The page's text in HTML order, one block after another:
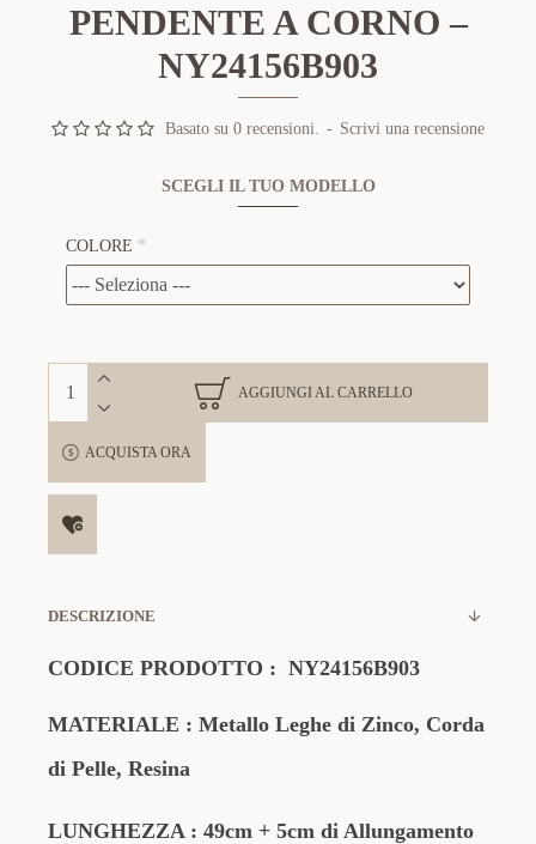
PENDENTE A CORNO –
NY24156B903
Basato su 0 recensioni. - Scrivi una recensione
SCEGLI IL TUO MODELLO
COLORE
AGGIUNGI AL CARRELLO
ACQUISTA ORA
DESCRIZIONE
CODICE PRODOTTO : NY24156B903
MATERIALE : Metallo Leghe di Zinco, Corda
di Pelle, Resina
LUNGHEZZA : 49cm + 5cm di Allungamento